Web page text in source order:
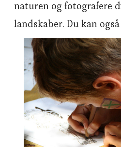
naturen og fotografere
landskaber. Du kan